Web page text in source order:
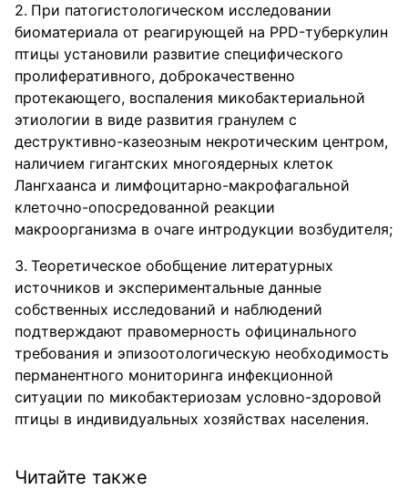
При патогистологическом исследовании
биоматериала от реагирующей на PPD-туберкулин
птицы установили развитие специфического
пролиферативного, доброкачественно
протекающего, воспаления микобактериальной
этиологии в виде развития гранулем с
деструктивно-казеозным некротическим центром,
наличием гигантских многоядерных клеток
Лангхаанса и лимфоцитарно-макрофагальной
клеточно-опосредованной реакции
макроорганизма в очаге интродукции возбудителя;
Теоретическое обобщение литературных
источников и экспериментальные данные
собственных исследований и наблюдений
подтверждают правомерность официнального
требования и эпизоотологическую необходимость
перманентного мониторинга инфекционной
ситуации по микобактериозам условно-здоровой
птицы в индивидуальных хозяйствах населения.
Читайте также